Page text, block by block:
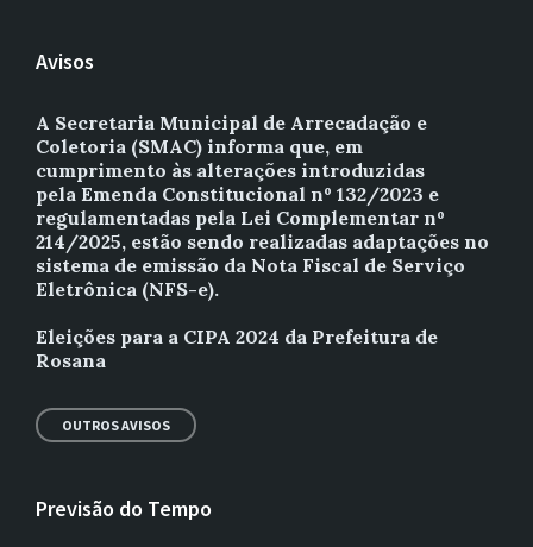
Avisos
A Secretaria Municipal de Arrecadação e
Coletoria (SMAC) informa que, em
cumprimento às alterações introduzidas
pela Emenda Constitucional nº 132/2023 e
regulamentadas pela Lei Complementar nº
214/2025, estão sendo realizadas adaptações no
sistema de emissão da Nota Fiscal de Serviço
Eletrônica (NFS-e).
Eleições para a CIPA 2024 da Prefeitura de
Rosana
OUTROS AVISOS
Previsão do Tempo